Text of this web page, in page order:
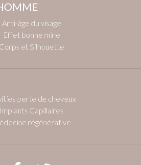
Anti-âge du visage
Effet bonne mine
Corps et Silhouette
perte de cheveux
Implants Capillaires
régénérative